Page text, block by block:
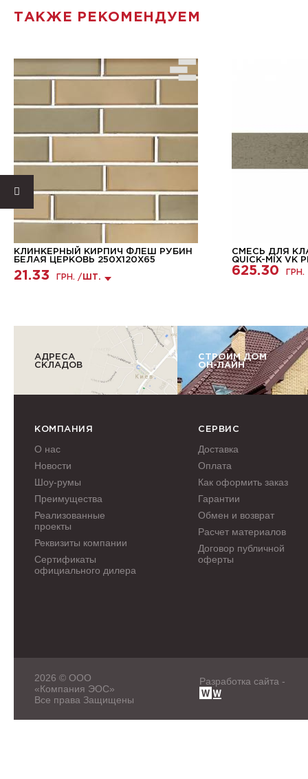
ТАКЖЕ РЕКОМЕНДУЕМ
КЛИНКЕРНЫЙ КИРПИЧ ФЛЕШ РУБИН
БЕЛАЯ ЦЕРКОВЬ 250Х120Х65
21.33 ГРН. / ШТ.
СМЕСЬ ДЛЯ
QUICK-MIX VK
625.30 ГРН.
АДРЕСА
СКЛАДОВ
СТРОИМ ДОМ
ОН-ЛАЙН
КОМПАНИЯ
О нас
Новости
Шоу-румы
Преимущества
Реализованные
проекты
Реквизиты компании
Сертификаты
официального дилера
СЕРВИС
Доставка
Оплата
Как оформить заказ
Гарантии
Обмен и возврат
Расчет материалов
Договор публичной
оферты
2026 © ООО
«Компания ЭОС»
Все права Защищены
Разработка сайта -